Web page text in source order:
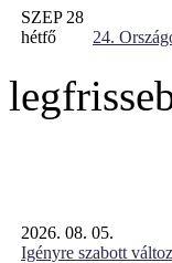
SZEP 28
hétfő
24.
2026. 08. 05.
Igényre szabott